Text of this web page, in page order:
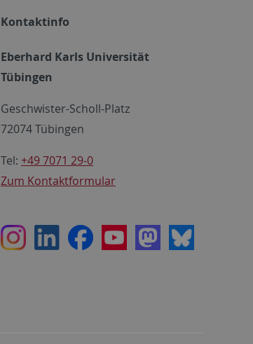
Kontaktinfo
Eberhard Karls Universität
Tübingen
Geschwister-Scholl-Platz
72074 Tübingen
Tel: +49 7071 29-0
Zum Kontaktformular
InstagramLinkedInFacebookYoutubeMastodon
Bluesky